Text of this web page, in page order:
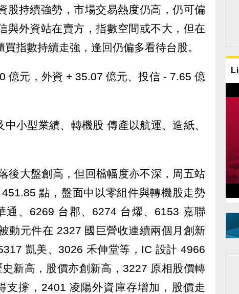
股持續強勢，市場交易熱度仍高，仍可偏
與外資站在賣方，指數空間或不大，但在
指數持續走強，逢回仍偏多看待台股。
億元，外資 + 35.07 億元、投信 - 7.65 億
小型業績、轉機股 傳產以航運、造紙、
後大盤創高，但回檔幅度亦不深，周五站
點，盤面中以零組件與轉機股走勢
通、6269 台郡、6274 台燿、6153 嘉聯
動元件在 2327 國巨營收連續兩個月創新
凱美、3026 禾伸堂等，IC 設計 4966
新高，股價亦創新高，3227 原相股價轉
支撐，2401 凌陽外資庫存增加，股價走